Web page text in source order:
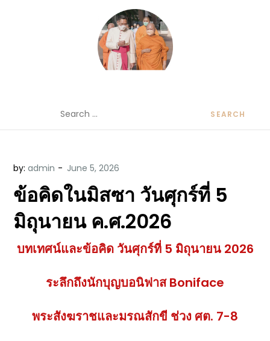
ประทานพระพรแก่พวกท่านท้งหลายเทอญ
for:
by:admin
ข้อคิดในมิสซา วันศุกร์ที่ 5
มิถุนายน ค.ศ.2026
บทเทศน์และข้อคิด วันศุกร์ที่ 5 มิถุนายน 2026
ระลึกถึงนักบุญบอนิฟาสBoniface
พระสังฆราชและมรณสักขี ช่วง ศต. 7-8